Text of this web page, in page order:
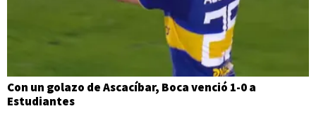
Con un golazo de Ascacíbar, Boca venció 1-0 a
Estudiantes